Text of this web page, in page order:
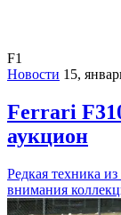
F1
Новости 15,
Ferrari
аукцион
Редкая техника
внимания